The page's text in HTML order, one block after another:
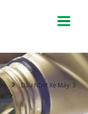
Dầu Nhớt Xe Máy: 3